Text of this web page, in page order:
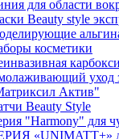
для области
Beauty style
косметики
уход
Актив"
Beauty Style
"Harmony" для
«UNIMATT+»